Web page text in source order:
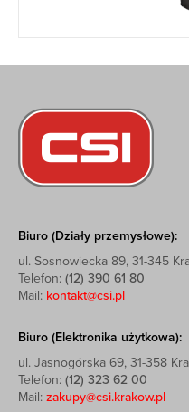
Biuro (Działy przemysłowe):
ul. Sosnowiecka 89, 31-345
Telefon: (12) 390 61 80
Mail: kontakt@csi.pl
Biuro (Elektronika użytkowa):
ul. Jasnogórska 69, 31-358
Telefon: (12) 323 62 00
Mail: zakupy@csi.krakow.pl